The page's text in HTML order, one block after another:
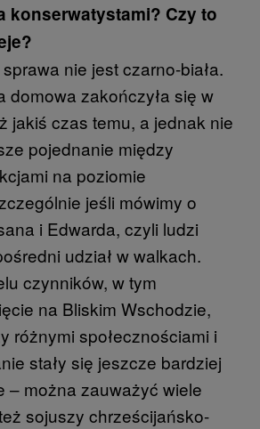
konserwatystami? Czy to
nie jest czarno-biała.
domowa zakończyła się w
jakiś czas temu, a jednak nie
pojednanie między
na poziomie
jeśli mówimy o
i Edwarda, czyli ludzi
udział w walkach.
czynników, w tym
na Bliskim Wschodzie,
różnymi społecznościami i
stały się jeszcze bardziej
– można zauważyć wiele
sojuszy chrześcijańsko-